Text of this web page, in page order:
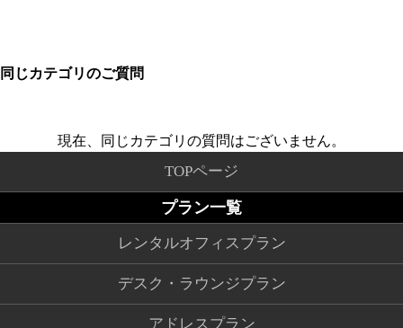
同じカテゴリのご質問
現在、同じカテゴリの質問はございません。
TOPページ
プラン一覧
レンタルオフィスプラン
デスク・ラウンジプラン
アドレスプラン